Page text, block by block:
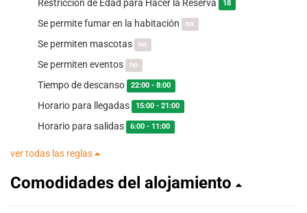
Restricción de Edad para Hacer la Reserva 18
Se permite fumar en la habitación no
Se permiten mascotas no
Se permiten eventos no
Tiempo de descanso 22:00 - 8:00
Horario para llegadas 15:00 - 21:00
Horario para salidas 6:00 - 11:00
ver todas las reglas
Comodidades del alojamiento